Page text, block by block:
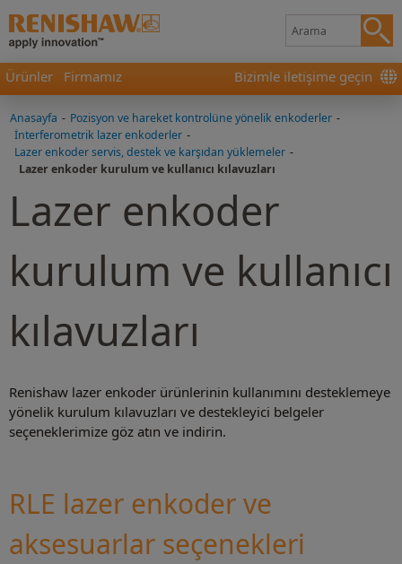
Ürünler Firmamız Bizimle iletişime geçin
Anasayfa - Pozisyon ve hareket kontrolüne yönelik enkoderler -
İnterferometrik lazer enkoderler -
Lazer enkoder servis, destek ve karşıdan yüklemeler -
Lazer enkoder kurulum ve kullanıcı kılavuzları
Lazer enkoder
kurulum ve kullanıcı
kılavuzları
Renishaw lazer enkoder ürünlerinin kullanımını desteklemeye
yönelik kurulum kılavuzları ve destekleyici belgeler
seçeneklerimize göz atın ve indirin.
RLE lazer enkoder ve
aksesuarlar seçenekleri